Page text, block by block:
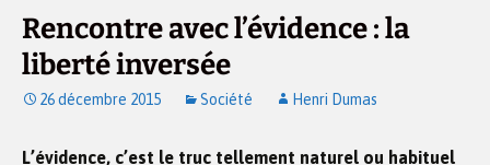
Rencontre avec l’évidence : la
liberté inversée
26 décembre 2015 Société Henri Dumas
L’évidence, c’est le truc tellement naturel ou habituel